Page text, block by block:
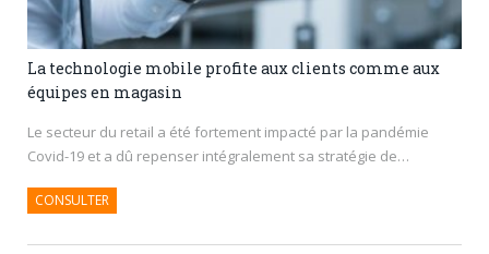
La technologie mobile profite aux clients comme aux
équipes en magasin
Le secteur du retail a été fortement impacté par la pandémie
Covid-19 et a dû repenser intégralement sa stratégie de…
CONSULTER